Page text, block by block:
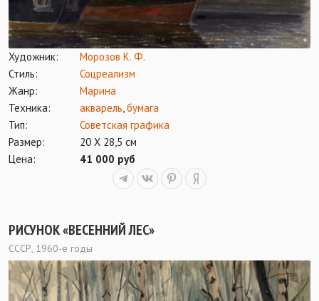
Художник:
Морозов К. Ф.
Стиль:
Соцреализм
Жанр:
Марина
Техника:
акварель бумага
Тип:
Советская графика
Размер:
20 X 28,5 см
Цена:
41 000 руб
РИСУНОК «ВЕСЕННИЙ ЛЕС»
СССР, 1960-е годы